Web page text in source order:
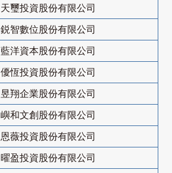
天璽投資股份有限公司
鋭智數位股份有限公司
藍洋資本股份有限公司
優恆投資股份有限公司
昱翔企業股份有限公司
嶼和文創股份有限公司
恩薇投資股份有限公司
曜盈投資股份有限公司